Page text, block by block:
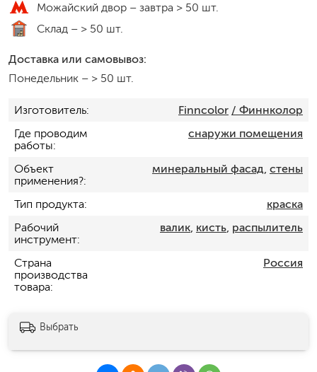
Можайский двор – завтра > 50 шт.
Склад – > 50 шт.
Доставка или самовывоз:
Понедельник – > 50 шт.
Изготовитель Finncolor / Финнколор
Где проводим
работы
снаружи помещения
Объект
применения?
минеральный фасад стены
Тип продукта
краска
Рабочий
инструмент
валик, кисть, распылитель
Страна
производства
товара
Россия
Выбрать